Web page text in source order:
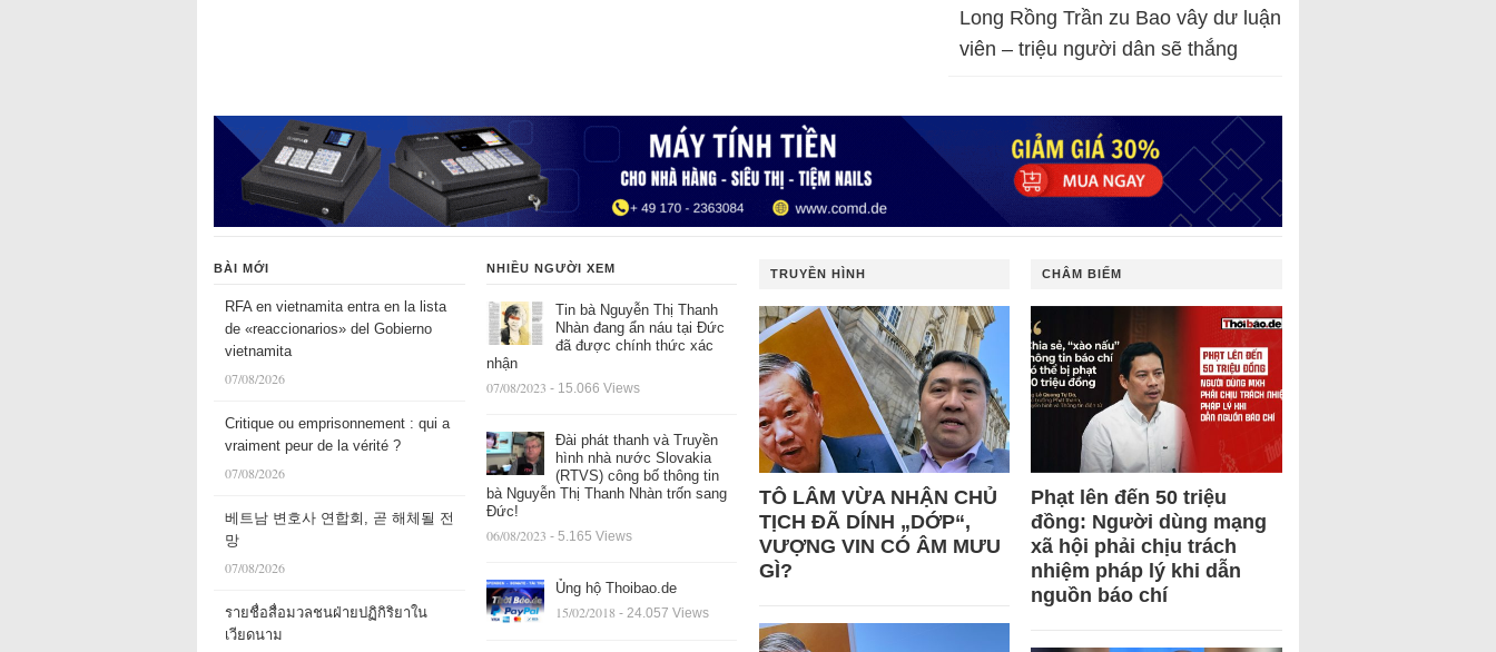
Long Rồng Trần zu Bao vây dư luận
viên – triệu người dân sẽ thắng
BÀI MỚI
RFA en vietnamita entra en la lista
de «reaccionarios» del Gobierno
vietnamita
07/08/2026
Critique ou emprisonnement : qui a
vraiment peur de la vérité ?
07/08/2026
베트남 변호사 연합회, 곧 해체될 전
망
07/08/2026
รายชื่อสื่อมวลชนฝ่ายปฏิกิริยาใน
เวียดนาม
NHIỀU NGƯỜI XEM
Tin bà Nguyễn Thị Thanh
Nhàn đang ẩn náu tại Đức
đã được chính thức xác
nhận
07/08/2023 - 15.066 Views
Đài phát thanh và Truyền
hình nhà nước Slovakia
(RTVS) công bố thông tin
bà Nguyễn Thị Thanh Nhàn trốn sang
Đức!
06/08/2023 - 5.165 Views
Ủng hộ Thoibao.de
15/02/2018 - 24.057 Views
TRUYỀN HÌNH
TÔ LÂM VỪA NHẬN CHỦ
TỊCH ĐÃ DÍNH „DỚP“,
VƯỢNG VIN CÓ ÂM MƯU
GÌ?
CHÂM BIẾM
Phạt lên đến 50 triệu
đồng: Người dùng mạng
xã hội phải chịu trách
nhiệm pháp lý khi dẫn
nguồn báo chí